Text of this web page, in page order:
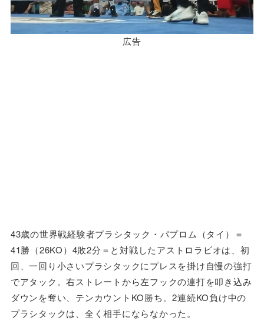
広告
43歳の世界戦経験者プラシタック・パプロム（タイ）＝
41勝（26KO）4敗2分＝と対戦したアストロラビオは、初
回、一回り小さいプラシタックにプレスを掛け自慢の強打
でアタック。右ストレートから左フックの連打を叩き込み
ダウンを奪い、テンカウントKO勝ち。2連続KO負け中の
プラシタックは、全く相手にならなかった。